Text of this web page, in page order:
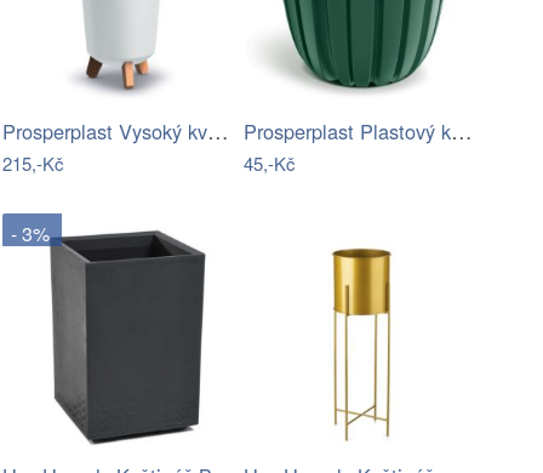
Prosperplast Vysoký květináč GRACIE…
215,-Kč
Prosperplast Plastový květináč WARIOS…
45,-Kč
- 3%